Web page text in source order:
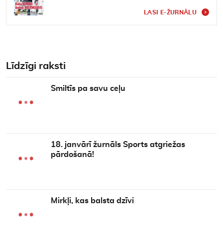
LASI E-ŽURNĀLU
Līdzīgi raksti
Smiltīs pa savu ceļu
18. janvārī žurnāls Sports atgriežas
pārdošanā!
Mirkļi, kas balsta dzīvi